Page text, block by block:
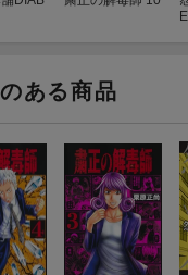
ある商品